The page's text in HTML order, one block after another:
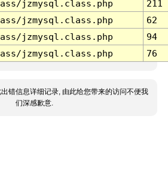
jzmysql.class.php
211
jzmysql.class.php
62
jzmysql.class.php
94
jzmysql.class.php 76
错信息详细记录, 由此给您带来的访问不便我
们深感歉意.